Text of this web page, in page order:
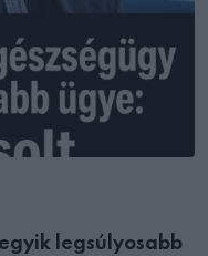
legsúlyosabb